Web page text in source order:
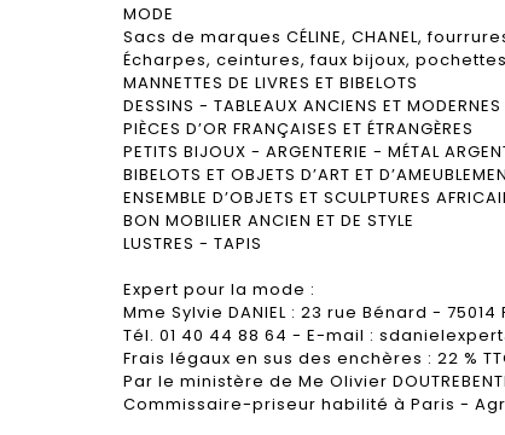
MODE
Sacs de marques CÉLINE, CHANEL,
Écharpes, ceintures, faux bijoux,
MANNETTES DE LIVRES ET BIBELOTS
DESSINS - TABLEAUX ANCIENS ET MODERNES
PIÈCES D’OR FRANÇAISES ET ÉTRANGÈRES
PETITS BIJOUX - ARGENTERIE - MÉTAL
BIBELOTS ET OBJETS D’ART ET
ENSEMBLE D’OBJETS ET SCULPTURES
BON MOBILIER ANCIEN ET DE STYLE
LUSTRES - TAPIS
Expert pour la mode :
Mme Sylvie DANIEL : 23 rue Bénard - 75014
Tél. 01 40 44 88 64 - E-mail :
Frais légaux en sus des enchères : 22 %
Par le ministère de Me Olivier
Commissaire-priseur habilité à Paris -